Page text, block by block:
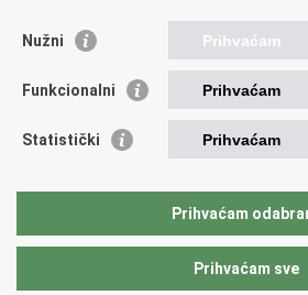
Ostale poveznice
Hrvatski audiovizualni centar
Creative Europe
EU National Institutes for Culture
Međunarodni centar za podvodnu
Nužni Prihvaćam
Funkcionalni Prihvaćam
Statistički Prihvaćam
Prihvaćam
Prihvaćam sve